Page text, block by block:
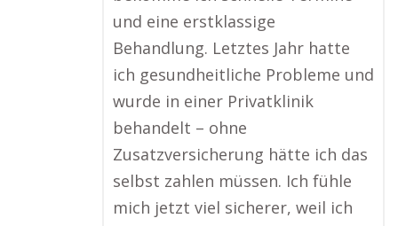
und eine erstklassige
Behandlung. Letztes Jahr hatte
ich gesundheitliche Probleme und
wurde in einer Privatklinik
behandelt – ohne
Zusatzversicherung hätte ich das
selbst zahlen müssen. Ich fühle
mich jetzt viel sicherer, weil ich